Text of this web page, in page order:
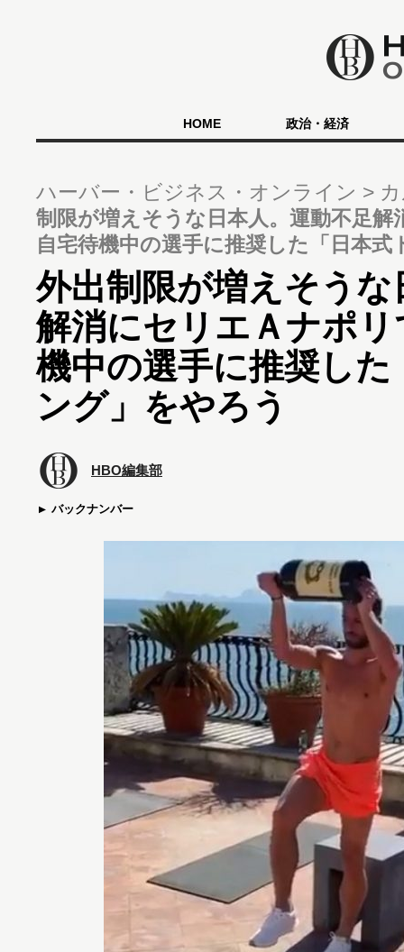
HOME 政治・経済
ハーバー・ビジネス・オンライン
制限が増えそうな日本人。運動不足
自宅待機中の選手に推奨した「日本
外出制限が増えそう
解消にセリエＡナポ
機中の選手に推奨し
ング」をやろう
HBO編集部
バックナンバー